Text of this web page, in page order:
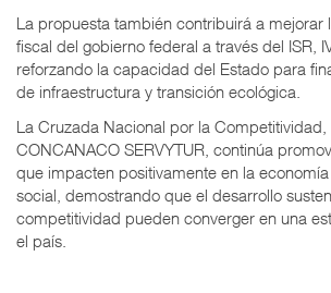
La propuesta también contribuirá a mejorar
fiscal del gobierno federal a través del ISR,
reforzando la capacidad del Estado para
de infraestructura y transición ecológica.
La Cruzada Nacional por la
CONCANACO SERVYTUR, continúa
que impacten positivamente en la
social, demostrando que el desarrollo
competitividad pueden converger en una
el país.